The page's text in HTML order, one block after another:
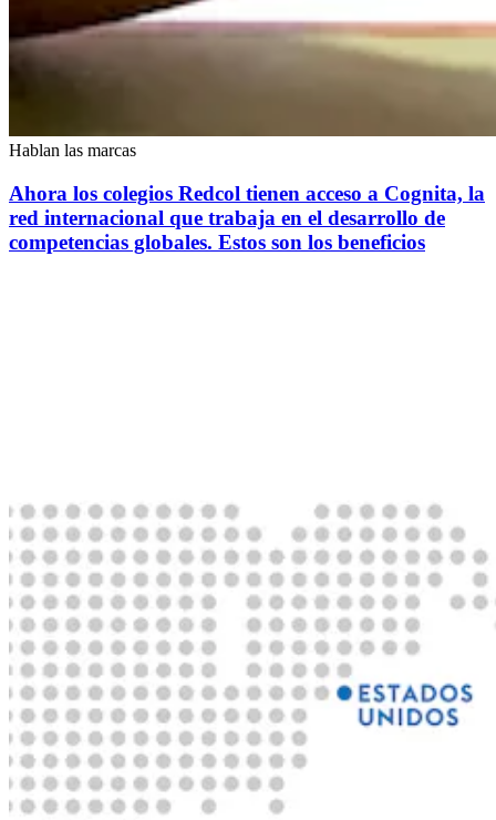
Hablan las marcas
Ahora los colegios Redcol tienen acceso a Cognita, la
red internacional que trabaja en el desarrollo de
competencias globales. Estos son los beneficios